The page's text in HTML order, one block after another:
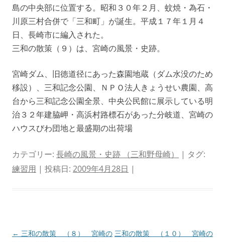
島の中央部に位置する。昭和３０年２月、蚊焼・為石・
川原三村合併で「三和町」が誕生。平成１７年１月４
日、長崎市に編入された。
三和の散策（９）は、宮崎の風景・史跡。
宮崎ダム、旧徳道径にあった森園地蔵（ダム水没のため
移設）、三和記念公園、ＮＰＯ法人きょうせい農園、高
台から三和記念公園全景、中央公民館に展示している明
治３２年建脇岬・高浜村路標石があった分岐道、宮崎の
ハウスびわ団地と最盛期の出荷場
カテゴリー: 長崎の風景・史跡 （三和野母崎）
| タグ:
練習用 | 投稿日: 2009年4月28日 |
投
← 三和の散策 （８） 宮崎の 三和の散策 （１０） 宮崎の